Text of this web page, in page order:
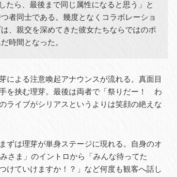
たら、最後まで同じ属性になると思う」と
者同士である。幾度となくコラボレーショ
、親交を深めてきた彼女たちならではのポ
時間となった。
による注意喚起アナウンスが流れる。真面目
を挟む理芽。最後は両者で「祭りだー！ わ
ライブがシリアスというよりは笑顔の絶えな
ずは理芽が単身ステージに現れる。自身のオ
さま」のイントロから「みんな待ってた
けていけますか！？」など何度も観客へ話し